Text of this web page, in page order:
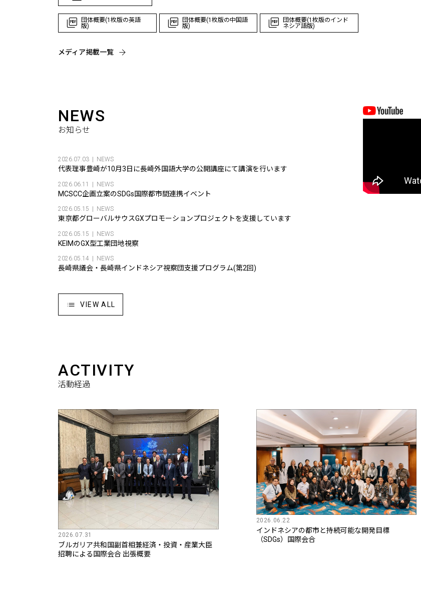
団体概要(1枚版の英語
版)
団体概要(1枚版の中国語
版)
団体概要(1枚版のインド
ネシア語版)
メディア掲載一覧
お知らせ
NEWS
2026.07.03 NEWS
代表理事豊崎が10月3日に長崎外国語大学の公開講座にて講演を行います
2026.06.11 NEWS
MCSCC企画立案のSDGs国際都市間連携イベント
2026.05.15 NEWS
東京都グローバルサウスGXプロモーションプロジェクトを支援しています
2026.05.15 NEWS
KEIMのGX型工業団地視察
2026.05.14 NEWS
長崎県議会・長崎県インドネシア視察団支援プログラム(第2回)
VIEW ALL
活動経過
ACTIVITY
2026.07.31
ブルガリア共和国副首相兼経済・投資・産業大臣
招聘による国際会合 出張概要
2026.06.22
インドネシアの都市と持続可能な開発目標
（SDGs）国際会合